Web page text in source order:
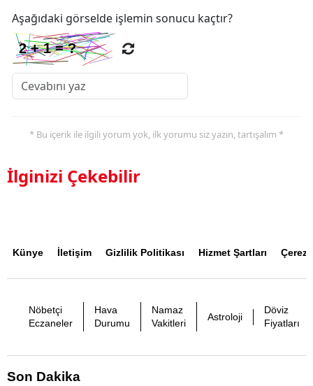
Aşağıdaki görselde işlemin sonucu kaçtır?
* Bu içerik ile ilgili yorum yok, ilk yorumu siz yazın, tartışalım *
İlginizi Çekebilir
Künye İletişim Gizlilik Politikası Hizmet Şartları Çerez
Nöbetçi
Eczaneler
Hava
Durumu
Namaz
Vakitleri
Astroloji
Döviz
Fiyatları
Son Dakika